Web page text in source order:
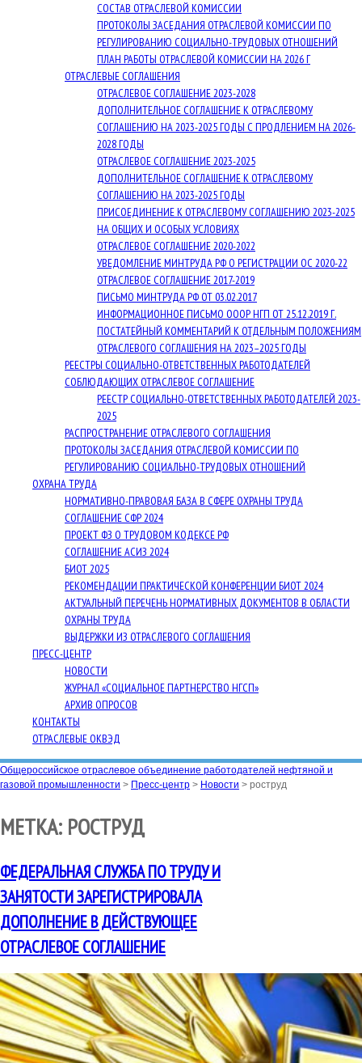
СОСТАВ ОТРАСЛЕВОЙ КОМИССИИ
ПРОТОКОЛЫ ЗАСЕДАНИЯ ОТРАСЛЕВОЙ КОМИССИИ ПО
РЕГУЛИРОВАНИЮ СОЦИАЛЬНО-ТРУДОВЫХ ОТНОШЕНИЙ
ПЛАН РАБОТЫ ОТРАСЛЕВОЙ КОМИССИИ НА 2026 Г
ОТРАСЛЕВЫЕ СОГЛАШЕНИЯ
ОТРАСЛЕВОЕ СОГЛАШЕНИЕ 2023-2028
ДОПОЛНИТЕЛЬНОЕ СОГЛАШЕНИЕ К ОТРАСЛЕВОМУ
СОГЛАШЕНИЮ НА 2023-2025 ГОДЫ С ПРОДЛЕНИЕМ НА 2026-
2028 ГОДЫ
ОТРАСЛЕВОЕ СОГЛАШЕНИЕ 2023-2025
ДОПОЛНИТЕЛЬНОЕ СОГЛАШЕНИЕ К ОТРАСЛЕВОМУ
СОГЛАШЕНИЮ НА 2023-2025 ГОДЫ
ПРИСОЕДИНЕНИЕ К ОТРАСЛЕВОМУ СОГЛАШЕНИЮ 2023-2025
НА ОБЩИХ И ОСОБЫХ УСЛОВИЯХ
ОТРАСЛЕВОЕ СОГЛАШЕНИЕ 2020-2022
УВЕДОМЛЕНИЕ МИНТРУДА РФ О РЕГИСТРАЦИИ ОС 2020-22
ОТРАСЛЕВОЕ СОГЛАШЕНИЕ 2017-2019
ПИСЬМО МИНТРУДА РФ ОТ 03.02.2017
ИНФОРМАЦИОННОЕ ПИСЬМО ОООР НГП ОТ 25.12.2019 Г.
ПОСТАТЕЙНЫЙ КОММЕНТАРИЙ К ОТДЕЛЬНЫМ ПОЛОЖЕНИЯМ
ОТРАСЛЕВОГО СОГЛАШЕНИЯ НА 2023–2025 ГОДЫ
РЕЕСТРЫ СОЦИАЛЬНО-ОТВЕТСТВЕННЫХ РАБОТОДАТЕЛЕЙ
СОБЛЮДАЮЩИХ ОТРАСЛЕВОЕ СОГЛАШЕНИЕ
РЕЕСТР СОЦИАЛЬНО-ОТВЕТСТВЕННЫХ РАБОТОДАТЕЛЕЙ 2023-
2025
РАСПРОСТРАНЕНИЕ ОТРАСЛЕВОГО СОГЛАШЕНИЯ
ПРОТОКОЛЫ ЗАСЕДАНИЯ ОТРАСЛЕВОЙ КОМИССИИ ПО
РЕГУЛИРОВАНИЮ СОЦИАЛЬНО-ТРУДОВЫХ ОТНОШЕНИЙ
ОХРАНА ТРУДА
НОРМАТИВНО-ПРАВОВАЯ БАЗА В СФЕРЕ ОХРАНЫ ТРУДА
СОГЛАШЕНИЕ СФР 2024
ПРОЕКТ ФЗ О ТРУДОВОМ КОДЕКСЕ РФ
СОГЛАШЕНИЕ АСИЗ 2024
БИОТ 2025
РЕКОМЕНДАЦИИ ПРАКТИЧЕСКОЙ КОНФЕРЕНЦИИ БИОТ 2024
АКТУАЛЬНЫЙ ПЕРЕЧЕНЬ НОРМАТИВНЫХ ДОКУМЕНТОВ В ОБЛАСТИ
ОХРАНЫ ТРУДА
ВЫДЕРЖКИ ИЗ ОТРАСЛЕВОГО СОГЛАШЕНИЯ
ПРЕСС-ЦЕНТР
НОВОСТИ
ЖУРНАЛ «СОЦИАЛЬНОЕ ПАРТНЕРСТВО НГСП»
АРХИВ ОПРОСОВ
КОНТАКТЫ
ОТРАСЛЕВЫЕ ОКВЭД
Общероссийское отраслевое объединение работодателей нефтяной и
газовой промышленности > Пресс-центр > Новости > роструд
МЕТКА: РОСТРУД
ФЕДЕРАЛЬНАЯ СЛУЖБА ПО ТРУДУ И
ЗАНЯТОСТИ ЗАРЕГИСТРИРОВАЛА
ДОПОЛНЕНИЕ В ДЕЙСТВУЮЩЕЕ
ОТРАСЛЕВОЕ СОГЛАШЕНИЕ